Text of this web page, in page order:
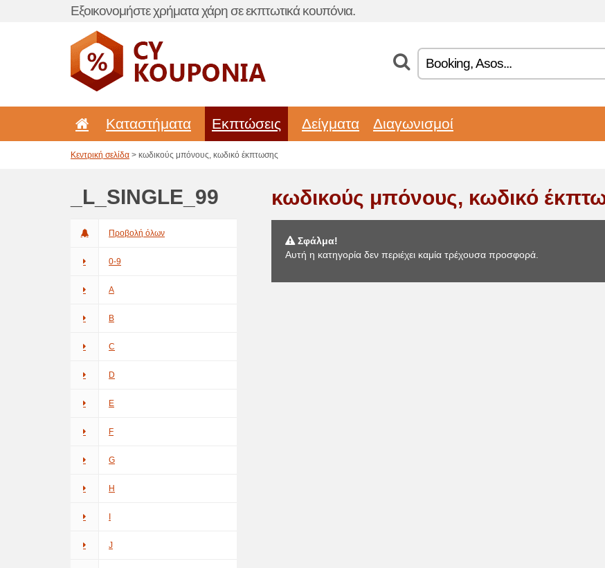
Εξοικονομήστε χρήματα χάρη σε εκπτωτικά κουπόνια.
Καταστήματα Εκπτώσεις Δείγματα Διαγωνισμοί
Κεντρική σελίδα > κωδικούς μπόνους, κωδικό έκπτωσης
_L_SINGLE_99
Προβολή όλων
0-9
A
B
C
D
E
F
G
H
J
κωδικούς μπόνους, κωδικό
Σφάλμα!
Αυτή η κατηγορία δεν περιέχει καμία τρέχουσα προσφορά.